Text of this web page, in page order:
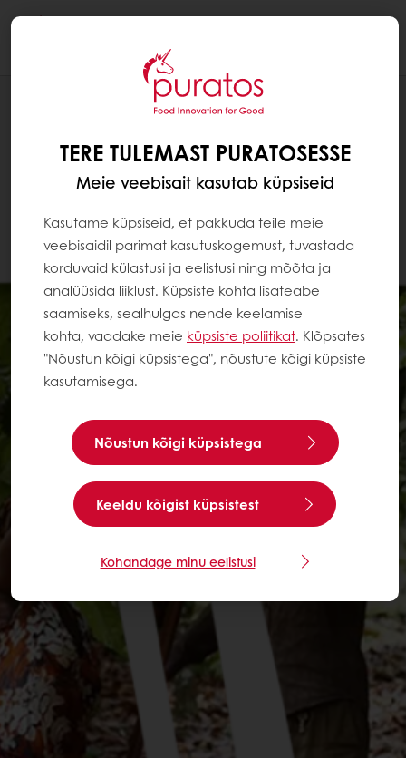
TERE TULEMAST PURATOSESSE
Meie veebisait kasutab küpsiseid
Kasutame küpsiseid, et pakkuda teile meie
veebisaidil parimat kasutuskogemust, tuvastada
korduvaid külastusi ja eelistusi ning mõõta ja
analüüsida liiklust. Küpsiste kohta lisateabe
saamiseks, sealhulgas nende keelamise
kohta, vaadake meie küpsiste poliitikat. Klõpsates
"Nõustun kõigi küpsistega", nõustute kõigi küpsiste
kasutamisega.
Nõustun kõigi küpsistega
Keeldu kõigist küpsistest
Kohandage minu eelistusi